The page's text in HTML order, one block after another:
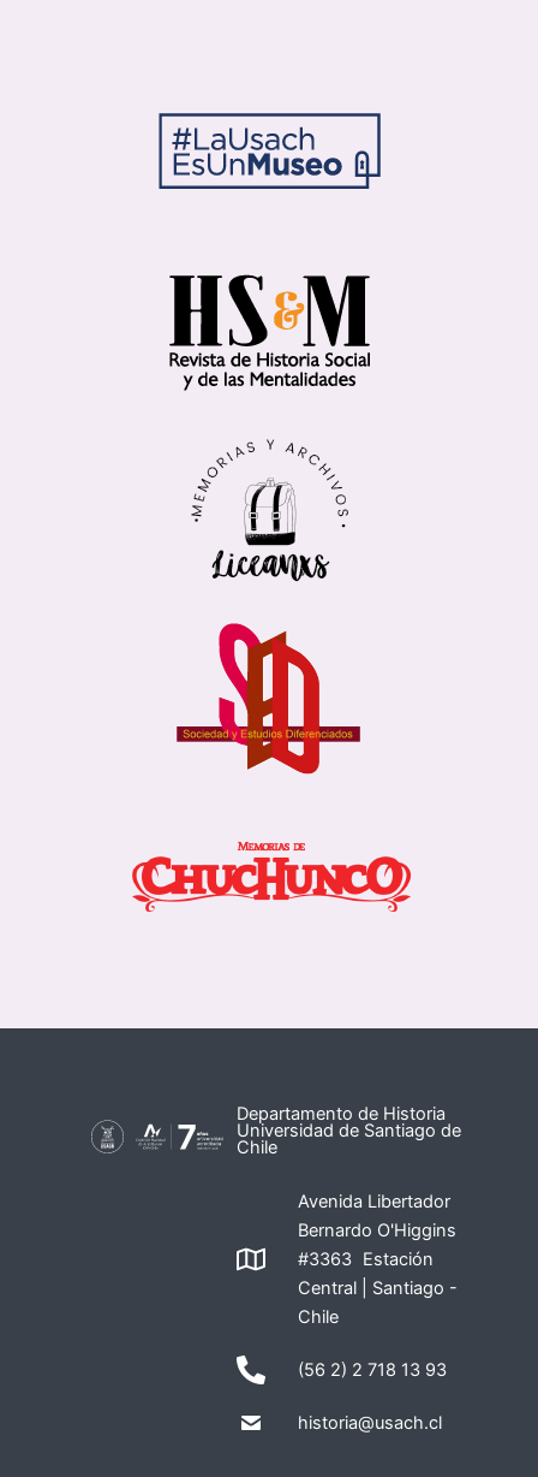
Departamento de Historia
Universidad de Santiago de
Chile
Avenida Libertador
Bernardo O'Higgins
#3363 Estación
Central | Santiago -
Chile
(56 2) 2 718 13 93
historia@usach.cl